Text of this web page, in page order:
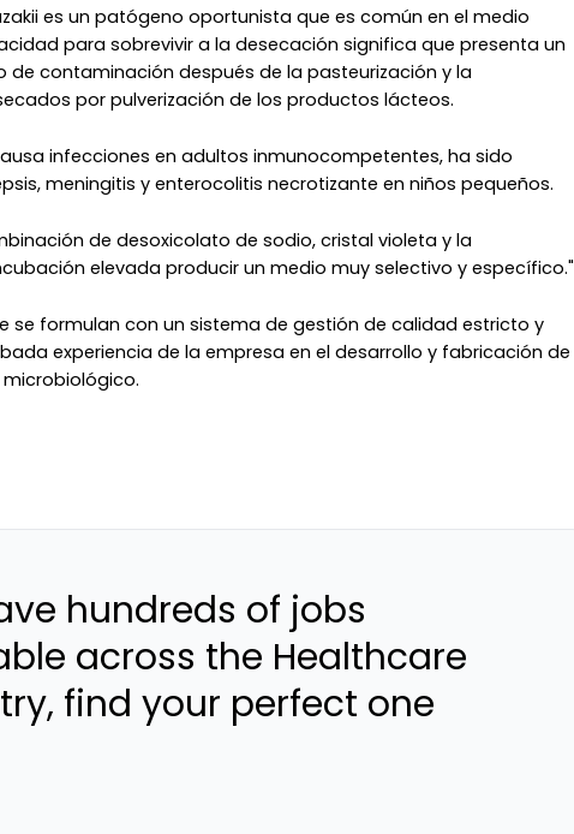
es un patógeno oportunista que es común en el medio
para sobrevivir a la desecación significa que presenta un
de contaminación después de la pasteurización y la
por pulverización de los productos lácteos.
infecciones en adultos inmunocompetentes, ha sido
meningitis y enterocolitis necrotizante en niños pequeños.
de desoxicolato de sodio, cristal violeta y la
elevada producir un medio muy selectivo y específico."
se formulan con un sistema de gestión de calidad estricto y
experiencia de la empresa en el desarrollo y fabricación de
hundreds of jobs
across the Healthcare
find your perfect one